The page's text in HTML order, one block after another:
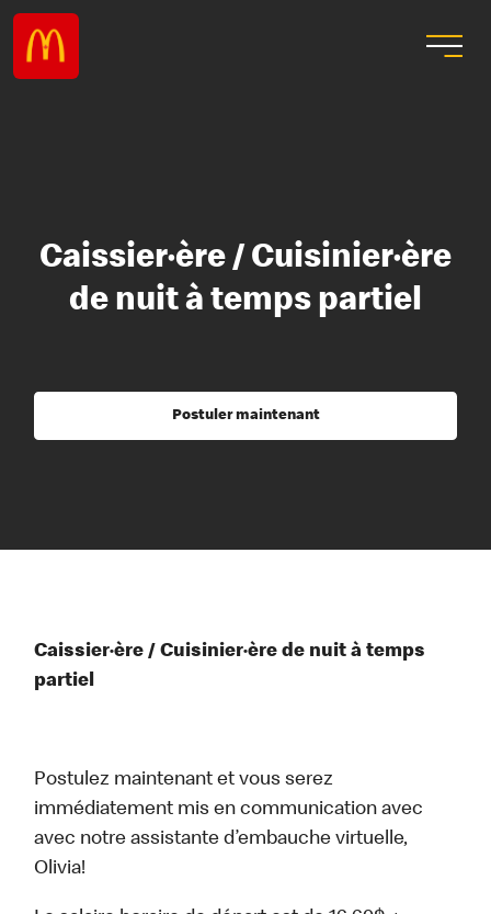
Caissier·ère / Cuisinier·ère
de nuit à temps partiel
Postuler maintenant
Caissier·ère / Cuisinier·ère de nuit à temps
partiel
Postulez maintenant et vous serez
immédiatement mis en communication avec
avec notre assistante d’embauche virtuelle,
Olivia!